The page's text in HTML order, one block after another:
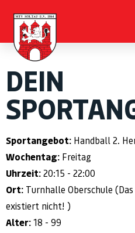
DEIN
Sportangebot: Handball 2.
Wochentag: Freitag
Uhrzeit: 20:15 - 22:00
Ort: Turnhalle Oberschule
existiert nicht! )
Alter: 18 - 99